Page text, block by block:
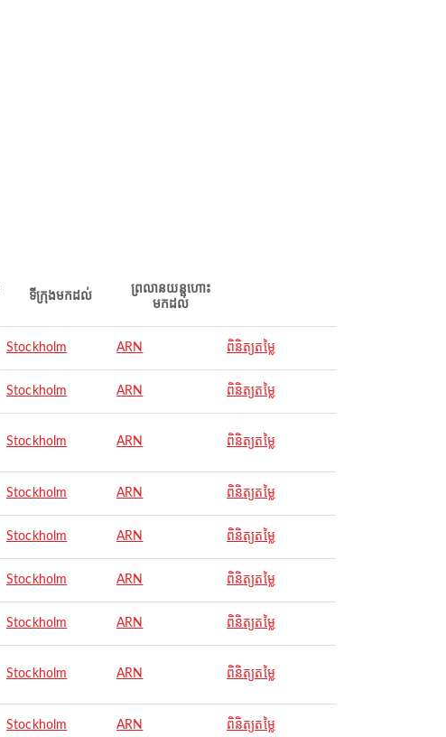
ទីក្រុងមកដល់
ព្រលានយន្តហោះ
មកដល់
Stockholm ARN ពិនិត្យតម្លៃ
Stockholm ARN ពិនិត្យតម្លៃ
Stockholm ARN ពិនិត្យតម្លៃ
Stockholm ARN ពិនិត្យតម្លៃ
Stockholm ARN ពិនិត្យតម្លៃ
Stockholm ARN ពិនិត្យតម្លៃ
Stockholm ARN ពិនិត្យតម្លៃ
Stockholm ARN ពិនិត្យតម្លៃ
Stockholm ARN ពិនិត្យតម្លៃ